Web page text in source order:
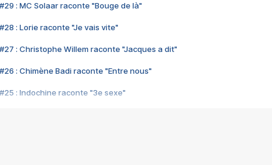
#29 : MC Solaar raconte "Bouge de là"
#28 : Lorie raconte "Je vais vite"
#27 : Christophe Willem raconte "Jacques a dit"
#26 : Chimène Badi raconte "Entre nous"
#25 : Indochine raconte "3e sexe"